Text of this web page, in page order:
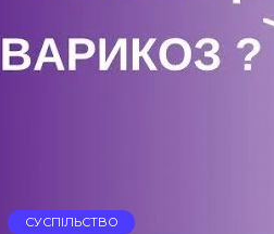
СУСПІЛЬСТВО